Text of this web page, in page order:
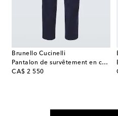
Brunello Cucinelli
Pantalon de survêtement en coton
CA$ 2 550
original price